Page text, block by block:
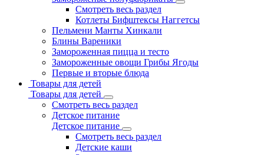
Смотреть весь раздел
Котлеты Бифштексы Наггетсы
Пельмени Манты Хинкали
Блины Вареники
Замороженная пицца и тесто
Замороженные овощи Грибы Ягоды
Первые и вторые блюда
Товары для детей
Товары для детей
Смотреть весь раздел
Детское питание
Детское питание
Смотреть весь раздел
Детские каши